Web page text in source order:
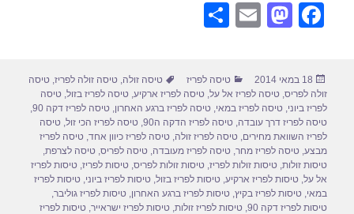
F
e
b
o
o
k
M
o
d
o
n
E
e
פורסם
בתאריך
18 במאי 2014 קטגוריות
טיסה לפריז תגיות
טיסה זולה,טיסה זולה לפריז,טיסה
זולה לפריס,טיסה לפריז אל על,טיסה לפריז ארקיע,טיסה לפריז בזול,טיסה
לפריז ביוני,טיסה לפריז במאי,טיסה לפריז ברגע האחרון,טיסה לפריז דקה 90
,
טיסה לפריז דרך עובדה,טיסה לפריז הדקה ה90 ,טיסה לפריז הכי זול,טיסה
לפריז השוואת מחירים,טיסה לפריז זולה,טיסה לפריז כיוון אחד,טיסה לפריז
מבצע,טיסה לפריז מחר,טיסה לפריז מעובדה,טיסה לפריס,טיסה לצרפת,
טיסות זולות,טיסות זולות לפריז,טיסות זולות לפריס,טיסות לפריז,טיסות לפריז
אל על,טיסות לפריז ארקיע,טיסות לפריז בזול,טיסות לפריז ביוני,טיסות לפריז
במאי,טיסות לפריז בקיץ,טיסות לפריז ברגע האחרון,טיסות לפריז גוליבר,
טיסות לפריז דקה 90
,טיסות לפריז זולות,טיסות לפריז ישראייר,טיסות לפריז